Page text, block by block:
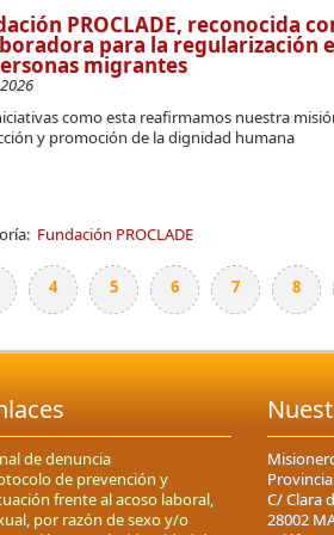
PROCLADE, reconocida
para la regularización
migrantes
como esta reafirmamos nuestra
y promoción de la dignidad humana
Fundación PROCLADE
4 5 6 7 8
de denuncia
de prevención y
frente al acoso laboral,
por razón de sexo y/o
C/ Clara
28002